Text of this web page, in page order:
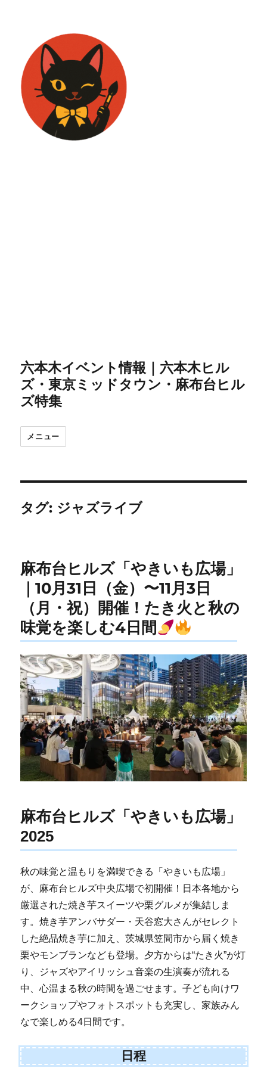
六本木イベント情報｜六本木ヒル
ズ・東京ミッドタウン・麻布台ヒル
ズ特集
メニュー
タグ: ジャズライブ
麻布台ヒルズ「やきいも広場」
｜10月31日（金）〜11月3日
（月・祝）開催！たき火と秋の
味覚を楽しむ4日間
麻布台ヒルズ「やきいも広場」
2025
秋の味覚と温もりを満喫できる「やきいも広場」
が、麻布台ヒルズ中央広場で初開催！日本各地から
厳選された焼き芋スイーツや栗グルメが集結しま
す。焼き芋アンバサダー・天谷窓大さんがセレクト
した絶品焼き芋に加え、茨城県笠間市から届く焼き
栗やモンブランなども登場。夕方からは“たき火”が灯
り、ジャズやアイリッシュ音楽の生演奏が流れる
中、心温まる秋の時間を過ごせます。子ども向けワ
ークショップやフォトスポットも充実し、家族みん
なで楽しめる4日間です。
日程